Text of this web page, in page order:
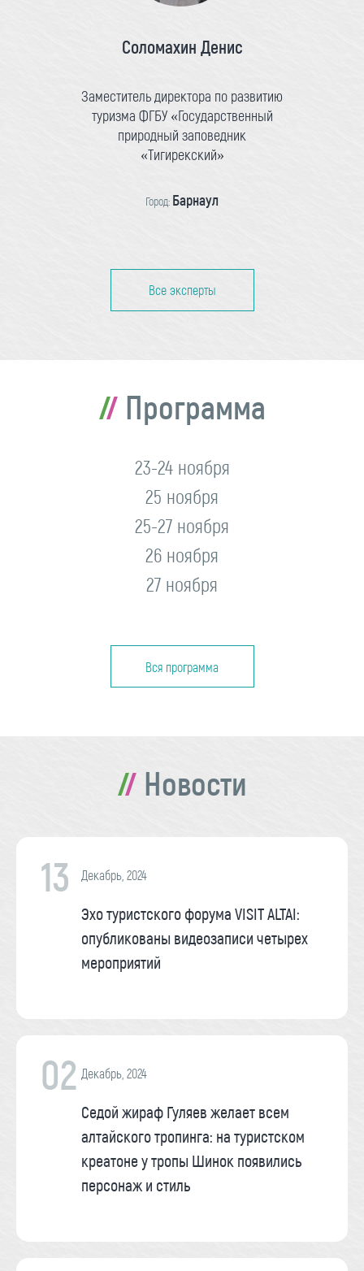
Соломахин Денис
Заместитель директора по развитию
туризма ФГБУ «Государственный
природный заповедник
«Тигирекский»
Город: Барнаул
Все эксперты
Программа
23-24 ноября
25 ноября
25-27 ноября
26 ноября
27 ноября
Вся программа
Новости
13 Декабрь, 2024
Эхо туристского форума VISIT ALTAI:
опубликованы видеозаписи четырех
мероприятий
02 Декабрь, 2024
Седой жираф Гуляев желает всем
алтайского тропинга: на туристском
креатоне у тропы Шинок появились
персонаж и стиль